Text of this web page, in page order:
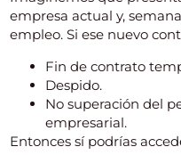
empresa actual y,
empleo. Si ese nuevo
Fin de contrato
Despido.
No superación del
empresarial.
Entonces sí podrías